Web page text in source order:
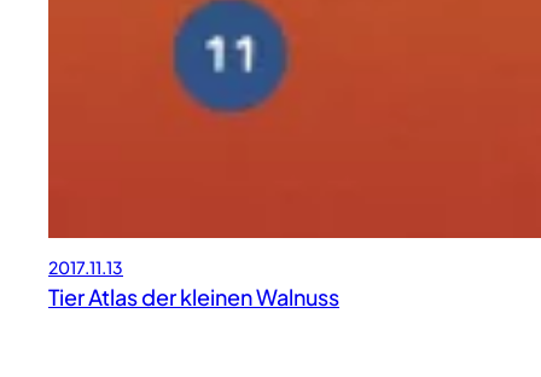
2017.11.13
Tier Atlas der kleinen Walnuss